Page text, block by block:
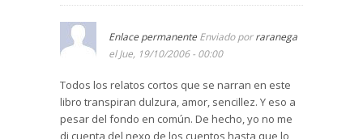
humor en "El premio" (pág.136), historia que
debería ir situada la última para aliviarnos de
Blanca García-Valdecasas tiene la habilidad de
dibujar escenas en las que al lector le es fácil
introducirse. Hay que lamentar que el primer
parecer tremendo, angustioso, pero también
revelador...
Enlace permanente Enviado porraranega
el Jue, 19/10/2006 - 00:00
Todos los relatos cortos que se narran en este
libro transpiran dulzura, amor, sencillez. Y eso a
pesar del fondo en común. De hecho, yo no me
di cuenta del nexo de los cuentos hasta que lo